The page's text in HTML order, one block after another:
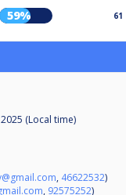
59% 61
(Local time)
, 46622532)
, 92575252)